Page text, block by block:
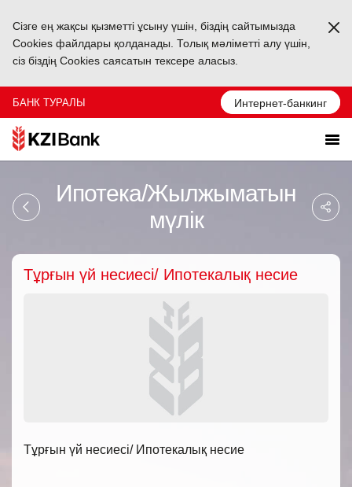
Сізге ең жақсы қызметті ұсыну үшін, біздің сайтымызда
Cookies файлдары қолданады. Толық мәліметті алу үшін,
сіз біздің Cookies саясатын тексере аласыз.
БАНК ТУРАЛЫ Интернет-банкинг
Ипотека/Жылжыматын
мүлік
Тұрғын үй несиесі/ Ипотекалық несие
Тұрғын үй несиесі/ Ипотекалық несие